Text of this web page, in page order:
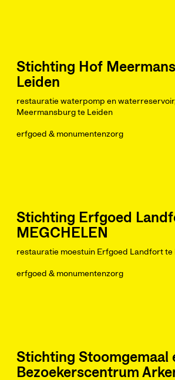
Stichting Hof
Leiden
restauratie waterpomp en
Meermansburg te Leiden
erfgoed & monumentenzorg
Stichting Erfgoed
MEGCHELEN
restauratie moestuin Erfgoed Landfort te
erfgoed & monumentenzorg
Stichting Stoomgemaal
Bezoekerscentrum